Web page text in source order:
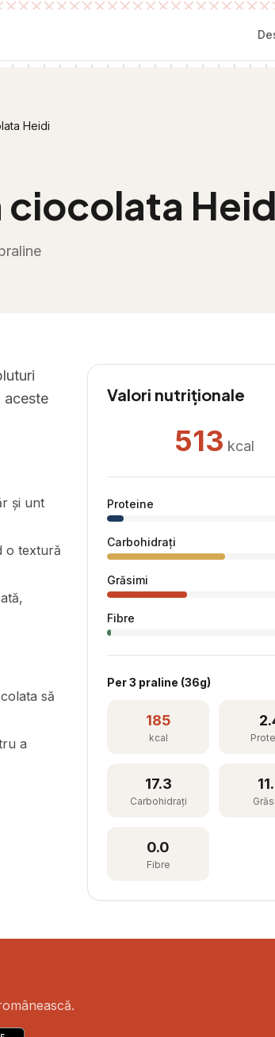
Heidi
ciocolata
aceste
și unt
o textură
să
a
Valori nutriționale
513 kcal
Proteine
Carbohidrați
Grăsimi
Fibre
Per3 praline (36g)
185
kcal
17.3
Carbohidrați
0.0
Fibre